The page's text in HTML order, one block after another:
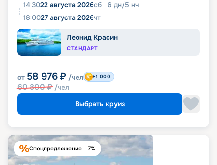
14:3022 августа 2026сб 6 дн/5 нч
18:0027 августа 2026чт
Леонид Красин
СТАНДАРТ
от 58 976 ₽ /чел
60 800₽ /чел
+1 000
Выбрать круиз
Спецпредложение - 7%